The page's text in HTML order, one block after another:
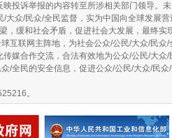
投诉举报的内容转至所涉相关部门领导。
/大众/民众/全民监督，实为中国向全球发展
，缓和社会矛盾，促进社会大发展，最终实
互联网主阵地，为社会公众/公民/大众/民众/
媒合作交流，合法有效地为公众/公民/大众/
/全民的安全信息，促进公众/公民/大众/民
。